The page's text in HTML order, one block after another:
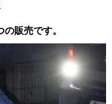
販売です。